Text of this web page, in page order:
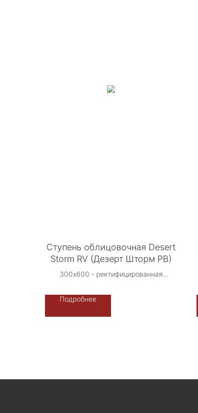
Ступень облицовочная Desert
Storm RV (Дезерт Шторм РВ)
300х600 - ректифицированная
Терраццо-Рус, Россия.
Возможно индивидуальное
исполнение -
Подробнее